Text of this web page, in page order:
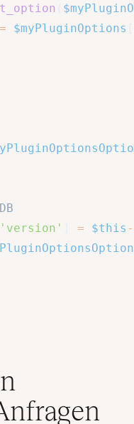
= $myPluginOptions
'version' = $this